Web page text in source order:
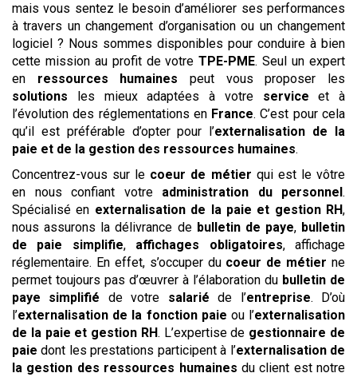
mais vous sentez le besoin d’améliorer ses performances
à travers un changement d’organisation ou un changement
logiciel ? Nous sommes disponibles pour conduire à bien
cette mission au profit de votreTPE-PME. Seul un expert
en ressources humaines peut vous proposer les
solutions les mieux adaptées à votre service et à
l’évolution des réglementations en France. C’est pour cela
qu’il est préférable d’opter pour l’externalisation de la
paie et de la gestion des ressources humaines.
Concentrez-vous sur le coeur de métier qui est le vôtre
en nous confiant votre administration du personnel .
Spécialisé en externalisation de la paie et gestion RH,
nous assurons la délivrance de bulletin de paye, bulletin
de paie simplifie, affichages obligatoires, affichage
réglementaire. En effet, s’occuper du coeur de métier ne
permet toujours pas d’œuvrer à l’élaboration du bulletin de
paye simplifié de votre salarié de l’entreprise. D’où
l’externalisation de la fonction paie ou l’externalisation
de la paie et gestion RH. L’expertise de gestionnaire de
paie dont les prestations participent à l’externalisation de
la gestion des ressources humaines du client est notre